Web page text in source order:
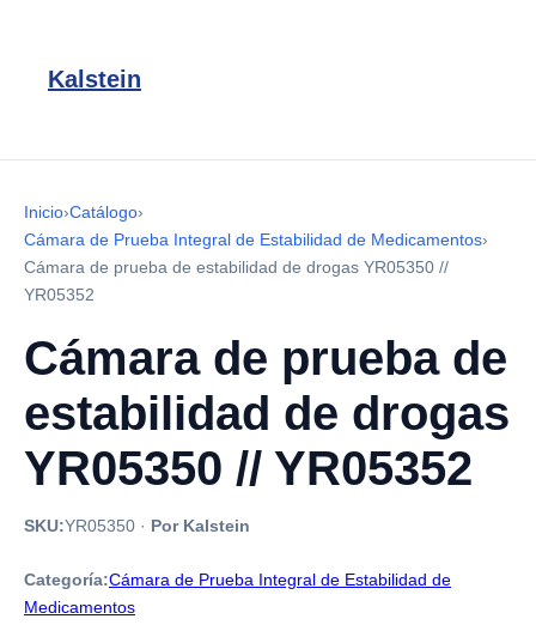
Kalstein
Inicio›Catálogo›
Cámara de Prueba Integral de Estabilidad de Medicamentos›
Cámara de prueba de estabilidad de drogas YR05350 //
YR05352
Cámara de prueba de
estabilidad de drogas
YR05350 // YR05352
SKU:YR05350 · Por Kalstein
Categoría:Cámara de Prueba Integral de Estabilidad de
Medicamentos